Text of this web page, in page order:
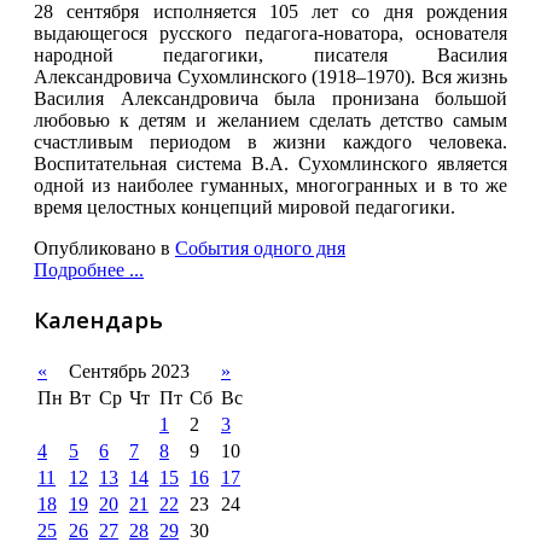
28 сентября исполняется 105 лет со дня рождения
выдающегося русского педагога-новатора, основателя
народной педагогики, писателя Василия
Александровича Сухомлинского (1918–1970). Вся жизнь
Василия Александровича была пронизана большой
любовью к детям и желанием сделать детство самым
счастливым периодом в жизни каждого человека.
Воспитательная система В.А. Сухомлинского является
одной из наиболее гуманных, многогранных и в то же
время целостных концепций мировой педагогики.
Опубликовано в События одного дня
Подробнее ...
Календарь
« Сентябрь 2023
»
Пн Вт Ср Чт Пт Сб Вс
1
2
3
4
5 6 7 8 9
10
11
12 13 14 15 16
17
18
19 20 21 22 23
24
25
26 27 28 29 30